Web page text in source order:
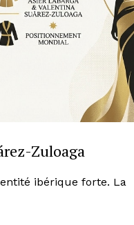
Zuloaga
ibérique forte. La